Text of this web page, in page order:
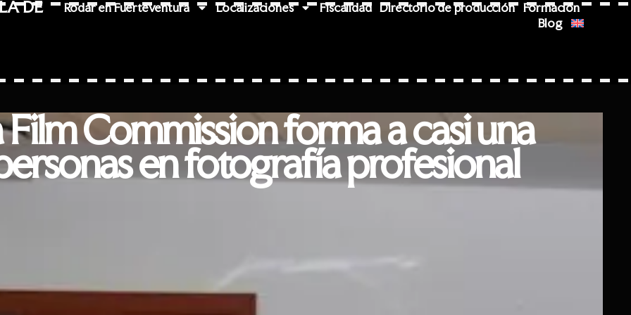
DE Rodar en Fuerteventura Localizaciones Fiscalidad Directorio de producción Formación
Blog
Commission forma a casi una
en fotografía profesional